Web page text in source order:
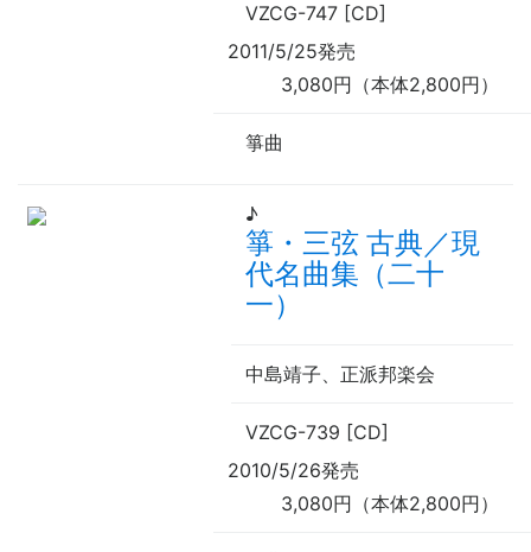
VZCG-747 [CD]
2011/5/25発売
3,080円（本体2,800円）
箏曲
♪
箏・三弦 古典／現
代名曲集（二十
一）
中島靖子、正派邦楽会
VZCG-739 [CD]
2010/5/26発売
3,080円（本体2,800円）